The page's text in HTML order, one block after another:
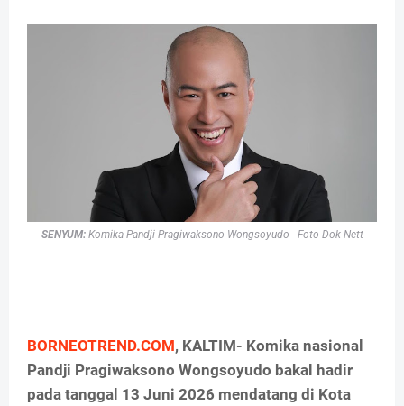
SENYUM:Komika Pandji Pragiwaksono Wongsoyudo - Foto Dok Nett
BORNEOTREND.COM, KALTIM- Komika nasional
Pandji Pragiwaksono Wongsoyudo bakal hadir
pada tanggal 13 Juni 2026 mendatang di Kota